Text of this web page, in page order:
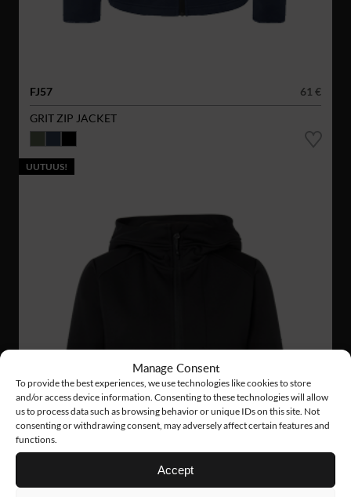
Manage Consent
To provide the best experiences, we use technologies like cookies to store
and/or access device information. Consenting to these technologies will allow
us to process data such as browsing behavior or unique IDs on this site. Not
consenting or withdrawing consent, may adversely affect certain features and
functions.
Accept
FJ57
61 €
GRIT ZIP JACKET
UUTUUS!